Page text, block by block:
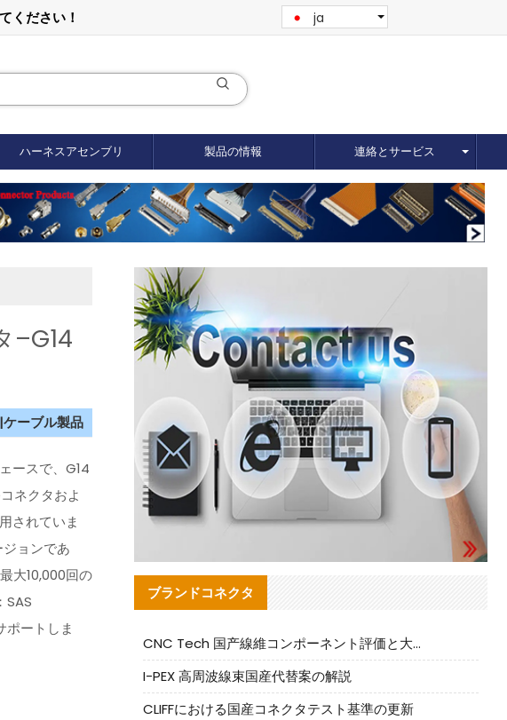
ください！ ja
ハーネスアセンブリ 製品の情報 連絡とサービス
–G14
ーブル製品
ースで、G14
ネクタおよ
されていま
ョンであ
大10,000回の
SAS
ートしま
ブランドコネクタ
CNC Tech 国产線維コンポーネント評価と大量生産適合ガイド
I-PEX 高周波線束国産代替案の解説
CLIFFにおける国産コネクタテスト基準の更新